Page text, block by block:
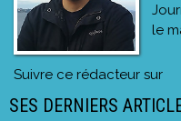
le
Suivre ce rédacteur sur
SES DERNIERS